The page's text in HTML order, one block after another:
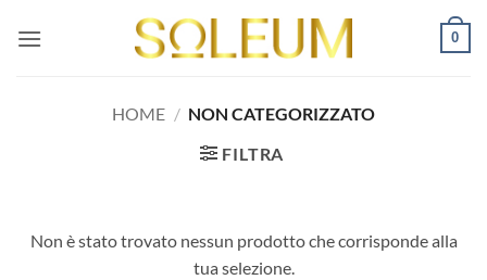
0
HOME / NON CATEGORIZZATO
FILTRA
Non è stato trovato nessun prodotto che corrisponde alla
tua selezione.